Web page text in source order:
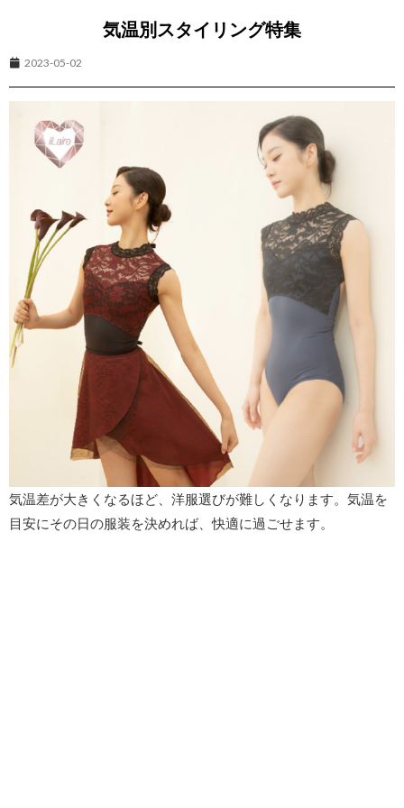
気温別スタイリング特集
2023-05-02
気温差が大きくなるほど、洋服選びが難しくなります。気温を
目安にその日の服装を決めれば、快適に過ごせます。